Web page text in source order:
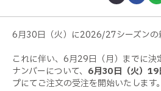
6月30日（火）に2026/27シーズンの
これに伴い、6月29日（月）までに決
ナンバーについて、 6月30日（火）19
プにてご注文の受注を開始いたします。